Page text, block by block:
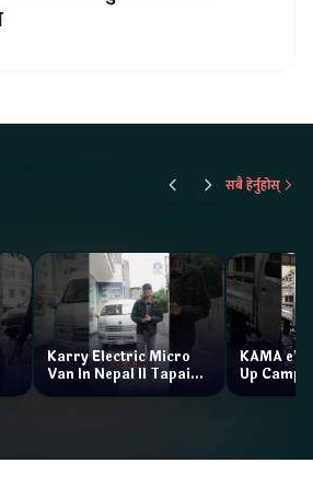
सबै हेर्नुहोस्
Karry Electric Micro
Van In Nepal II Tapaiko
KAMA eV
Up Camp